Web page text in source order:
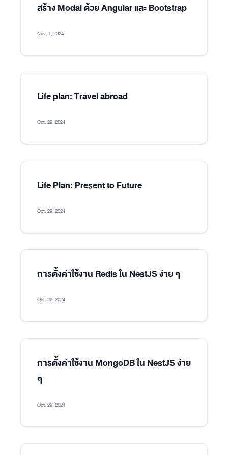
สร้าง Modal ด้วย Angular และ Bootstrap
Nov. 1, 2024
Life plan: Travel abroad
Oct. 29, 2024
Life Plan: Present to Future
Oct. 29, 2024
การตั้งค่าใช้งาน Redis ใน NestJS ง่าย ๆ
Oct. 29, 2024
การตั้งค่าใช้งาน MongoDB ใน NestJS ง่าย
ๆ
Oct. 29, 2024